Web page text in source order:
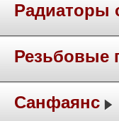
Радиаторы
Резьбовые
Санфаянс